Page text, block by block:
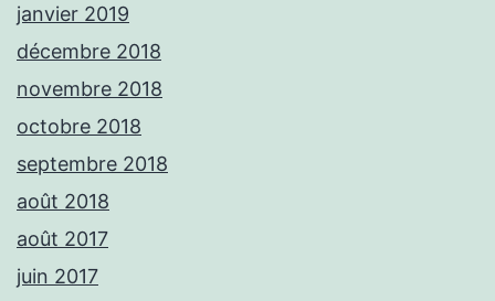
janvier 2019
décembre 2018
novembre 2018
octobre 2018
septembre 2018
août 2018
août 2017
juin 2017